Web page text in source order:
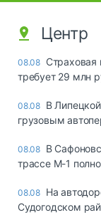
Центр
08.08 Страховая
требует 29 млн
08.08 В
грузовым
08.08 В
трассе М-1
08.08 На
Судогодском